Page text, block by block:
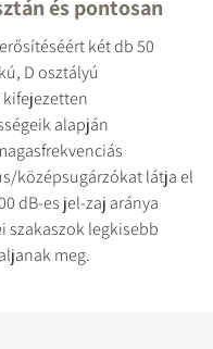
és pontosan
két db 50
D osztályú
alapján
középsugárzókat látja el
dB-es jel-zaj aránya
szakaszok legkisebb
meg.